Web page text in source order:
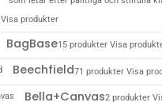
Visa produkter
BagBase15 produkter Visa
Beechfield71 produkter Visa
Bella+Canvas2 produkter